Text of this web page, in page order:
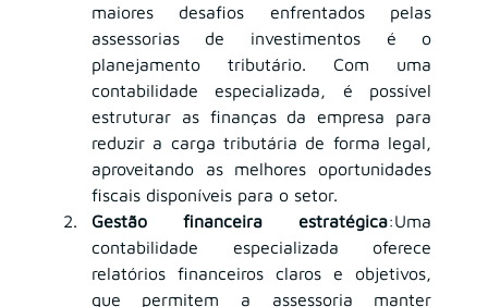
maiores desafios enfrentados pelas
assessorias de investimentos é o
planejamento tributário. Com uma
contabilidade especializada, é possível
estruturar as finanças da empresa para
reduzir a carga tributária de forma legal,
aproveitando as melhores oportunidades
fiscais disponíveis para o setor.
Gestão financeira estratégica:Uma
contabilidade especializada oferece
relatórios financeiros claros e objetivos,
que permitem a assessoria manter